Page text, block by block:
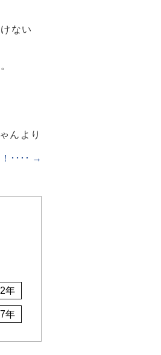
ない
んより
････ →
年
年